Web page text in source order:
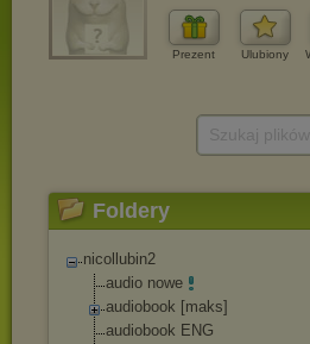
Prezent Ulubiony
Foldery
nicollubin2
audio nowe
audiobook [maks]
audiobook ENG